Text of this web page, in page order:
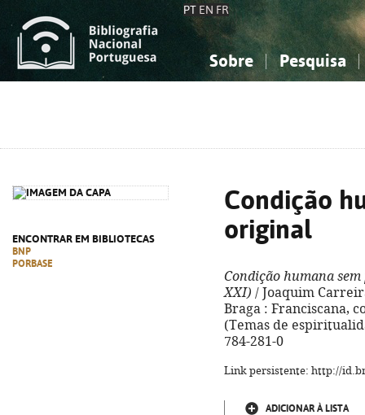
PT EN FR
Sobre Pesquisa
ENCONTRAR EM BIBLIOTECAS
BNP
PORBASE
Condição
original
Condição humana
XXI) / Joaquim
Braga : Franciscana,
(Temas de
784-281-0
Link persistente: http://
ADICIONAR À LISTA